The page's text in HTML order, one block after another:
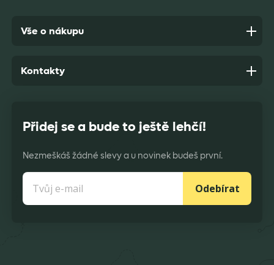
Vše o nákupu
Přidej se a bude to ještě lehčí!
Nezmeškáš žádné slevy a u novinek budeš první.
Odebírat
Kontakty